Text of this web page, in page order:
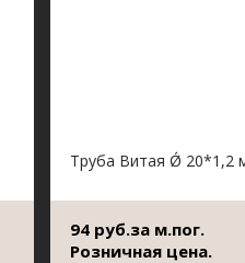
Труба Витая Ǿ 20*1,2
94 руб.за м.пог.
Розничная цена.